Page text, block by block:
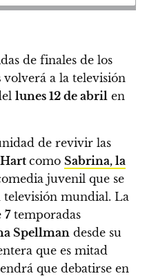
de finales de los
volverá a la televisión
lunes 12 de abril en
de revivir las
como Sabrina, la
juvenil que se
mundial. La
7temporadas
Spellman desde su
que es mitad
que debatirse en